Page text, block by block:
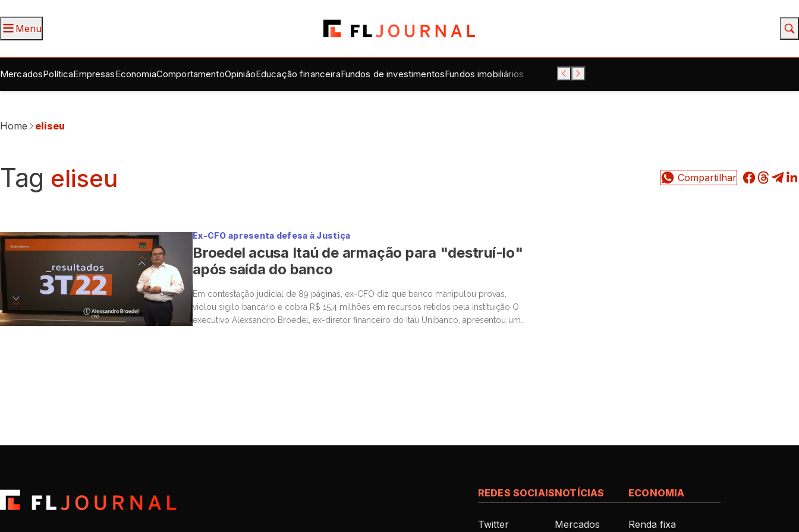
Menu
MercadosPolíticaEmpresasEconomiaComportamentoOpiniãoEducação financeiraFundos de investimentosFundos imobiliários
Home eliseu
Tag eliseu
Ex-CFO apresenta defesa à Justiça
Broedel acusa Itaú de armação para "destruí-lo"
após saída do banco
Em contestação judicial de 89 páginas, ex-CFO diz que banco manipulou provas,
violou sigilo bancário e cobra R$ 15,4 milhões em recursos retidos pela instituição O
executivo Alexsandro Broedel, ex-diretor financeiro do Itaú Unibanco, apresentou uma
REDES SOCIAIS
Twitter
NOTÍCIAS
Mercados
ECONOMIA
Renda fixa